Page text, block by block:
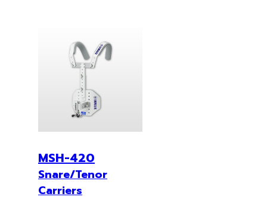
MSH-420
Snare/Tenor
Carriers